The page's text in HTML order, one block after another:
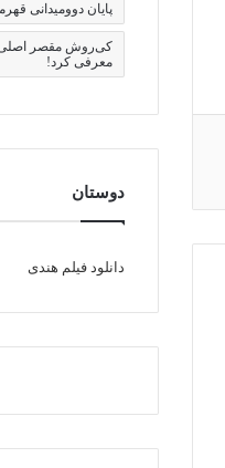
پایان دوومیدانی
کی‌روش مقصر اصلی
معرفی کرد!
دوستان
دانلود فیلم هندی